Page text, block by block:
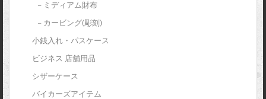
– ミディアム財布
– カービング(彫刻)
小銭入れ・パスケース
ビジネス 店舗用品
シザーケース
バイカーズアイテム